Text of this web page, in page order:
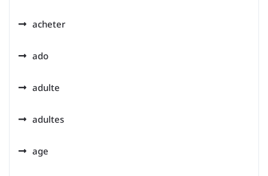
acheter
ado
adulte
adultes
age